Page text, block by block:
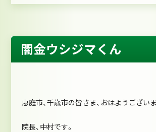
闇金ウシジマくん
恵庭市、千歳市の皆さま、おはようございま
院長、中村です。